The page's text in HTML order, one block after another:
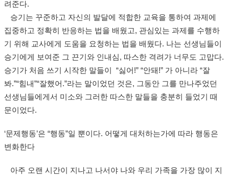
려준다.
승기는 꾸준하고 자신의 발달에 적합한 교육을 통하여 과제에
집중하고 정확히 반응하는 법을 배웠고, 관심있는 과제를 수행하
기 위해 교사에게 도움을 요청하는 법을 배웠다. 나는 선생님들이
승기에게 보여준 그 끈기와 인내심, 따스한 격려가 너무도 고맙다.
승기가 처음 쓰기 시작한 말들이 “싫어!” “안돼!” 가 아니라 “잘
봐.”“힘내”“잘했어.”라는 말이었던 것은, 그동안 그를 만나주었던
선생님들에게서 미소와 그러한 따스한 말들을 충분히 들었기 때
문이었다.
‘문제행동’은 “행동”일 뿐이다. 어떻게 대처하는가에 따라 행동은
변화한다
아주 오랜 시간이 지나고 나서야 나와 우리 가족을 가장 많이 지